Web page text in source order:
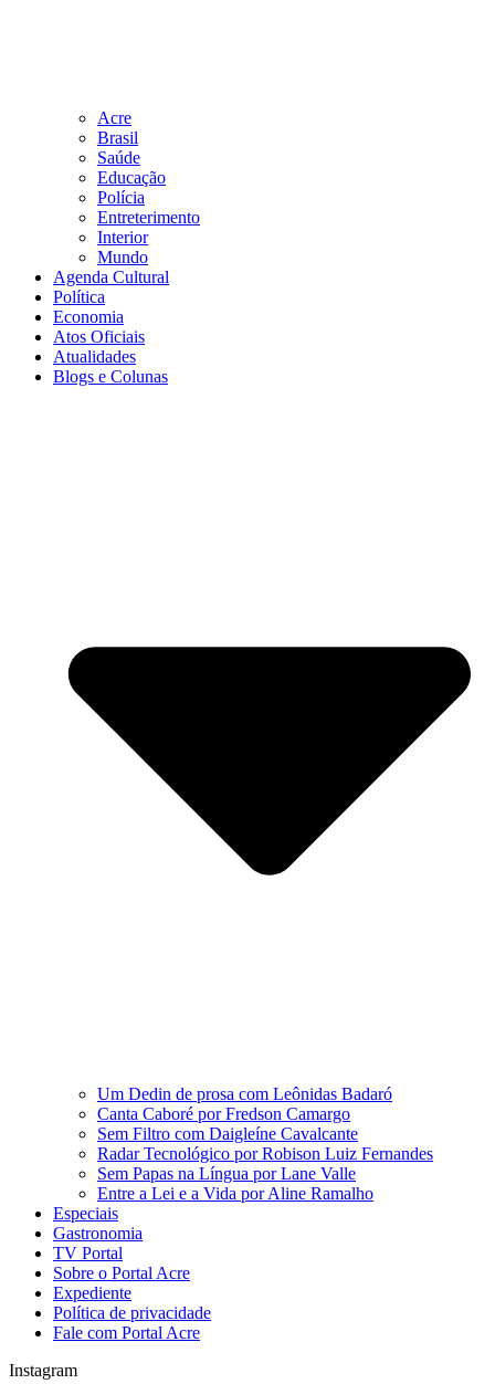
Acre
Brasil
Saúde
Educação
Polícia
Entreterimento
Interior
Mundo
Agenda Cultural
Política
Economia
Atos Oficiais
Atualidades
Blogs e Colunas
Um Dedin de prosa com Leônidas Badaró
Canta Caboré por Fredson Camargo
Sem Filtro com Daigleíne Cavalcante
Radar Tecnológico por Robison Luiz Fernandes
Sem Papas na Língua por Lane Valle
Entre a Lei e a Vida por Aline Ramalho
Especiais
Gastronomia
TV Portal
Sobre o Portal Acre
Expediente
Política de privacidade
Fale com Portal Acre
Instagram